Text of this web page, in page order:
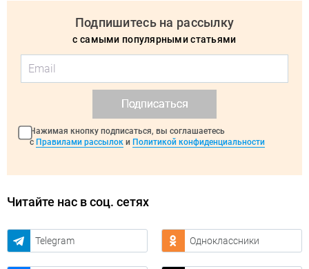
Подпишитесь на рассылку
с самыми популярными статьями
Подписаться
Нажимая кнопку подписаться, вы соглашаетесь
с Правилами рассылок и Политикой конфиденциальности
Читайте нас в соц. сетях
Telegram Одноклассники